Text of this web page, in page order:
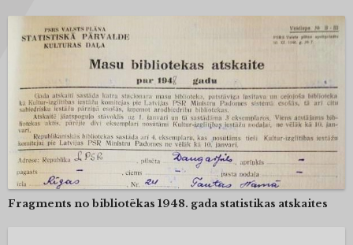
Fragments no bibliotēkas 1948. gada statistikas atskaites